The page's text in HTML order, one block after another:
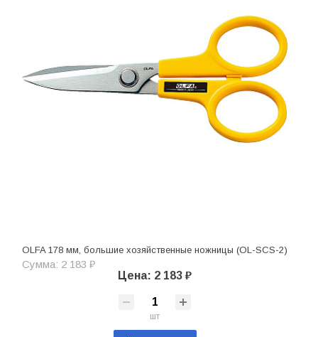
OLFA 178 мм, большие хозяйственные ножницы (OL-SCS-2)
Сумма: 2 183 ₽
Цена: 2 183 ₽
шт